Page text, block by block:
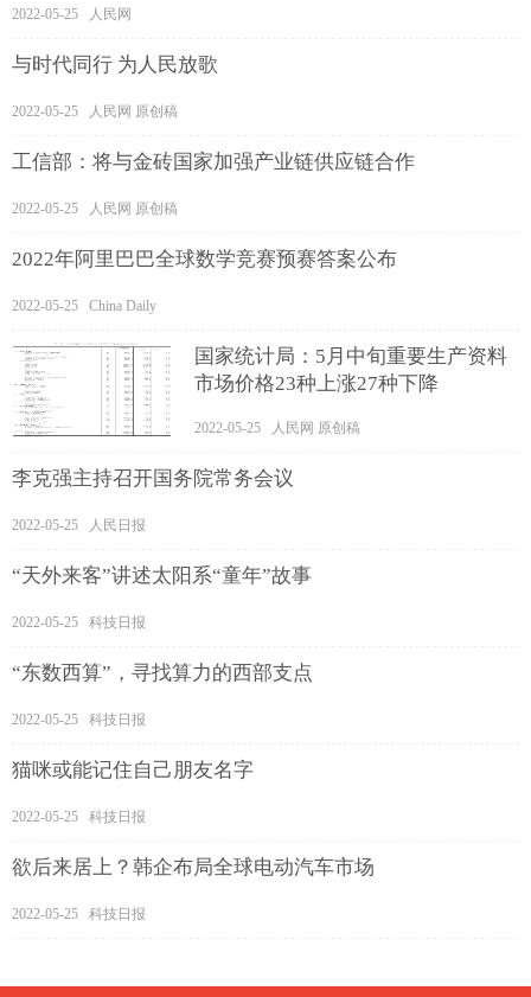
2022-05-25 人民网
与时代同行 为人民放歌
2022-05-25 人民网 原创稿
工信部：将与金砖国家加强产业链供应链合作
2022-05-25 人民网 原创稿
2022年阿里巴巴全球数学竞赛预赛答案公布
2022-05-25 China Daily
国家统计局：5月中旬重要生产资料
市场价格23种上涨27种下降
2022-05-25 人民网 原创稿
李克强主持召开国务院常务会议
2022-05-25 人民日报
“天外来客”讲述太阳系“童年”故事
2022-05-25 科技日报
“东数西算”，寻找算力的西部支点
2022-05-25 科技日报
猫咪或能记住自己朋友名字
2022-05-25 科技日报
欲后来居上？韩企布局全球电动汽车市场
2022-05-25 科技日报